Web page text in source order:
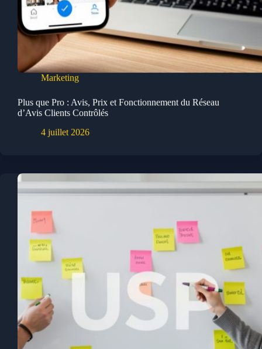
Marketing
Plus que Pro : Avis, Prix et Fonctionnement du Réseau
d’Avis Clients Contrôlés
4 juillet 2026